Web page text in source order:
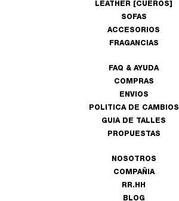
LEATHER [CUEROS]
SOFAS
ACCESORIOS
FRAGANCIAS
FAQ & AYUDA
COMPRAS
ENVIOS
POLITICA DE CAMBIOS
GUIA DE TALLES
PROPUESTAS
NOSOTROS
COMPAÑIA
RR.HH
BLOG